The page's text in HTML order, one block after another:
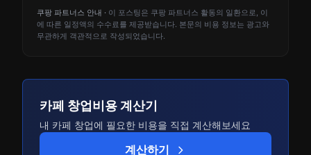
쿠팡 파트너스 안내 · 이 포스팅은 쿠팡 파트너스 활동의 일환으로, 이
에 따른 일정액의 수수료를 제공받습니다. 본문의 비용 정보는 광고와
무관하게 객관적으로 작성되었습니다.
카페 창업비용 계산기
내 카페 창업에 필요한 비용을 직접 계산해보세요
계산하기